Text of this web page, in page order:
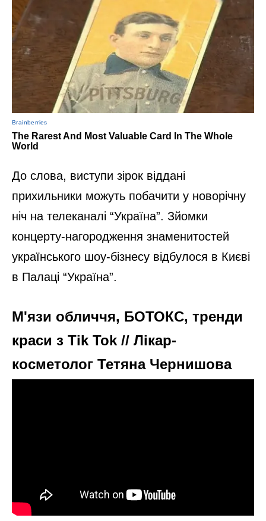
До слова, виступи зірок віддані
прихильники можуть побачити у новорічну
ніч на телеканалі “Україна”. Зйомки
концерту-нагородження знаменитостей
українського шоу-бізнесу відбулося в Києві
в Палаці “Україна”.
М'язи обличчя, БОТОКС, тренди
краси з Tik Tok // Лікар-
косметолог Тетяна Чернишова